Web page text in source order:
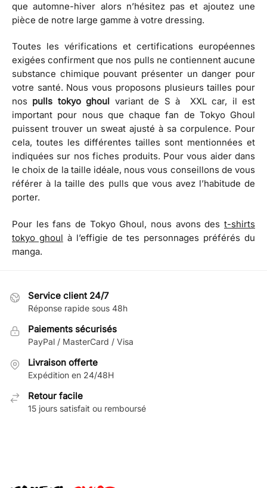
que automne-hiver alors n’hésitez pas et ajoutez une
pièce de notre large gamme à votre dressing.
Toutes les vérifications et certifications européennes
exigées confirment que nos pulls ne contiennent aucune
substance chimique pouvant présenter un danger pour
votre santé. Nous vous proposons plusieurs tailles pour
nos pulls tokyo ghoul variant de S à
XXL car, il est
important pour nous que chaque fan de Tokyo Ghoul
puissent trouver un sweat ajusté à sa corpulence. Pour
cela, toutes les différentes tailles sont mentionnées et
indiquées sur nos fiches produits. Pour vous aider dans
le choix de la taille idéale, nous vous conseillons de vous
référer à la taille des pulls que vous avez l’habitude de
porter.
Pour les fans de Tokyo Ghoul, nous avons des t-shirts
tokyo ghoul à l’effigie de tes personnages préférés du
manga.
Service client 24/7
Réponse rapide sous 48h
Paiements sécurisés
PayPal / MasterCard / Visa
Livraison offerte
Expédition en 24/48H
Retour facile
15 jours satisfait ou remboursé